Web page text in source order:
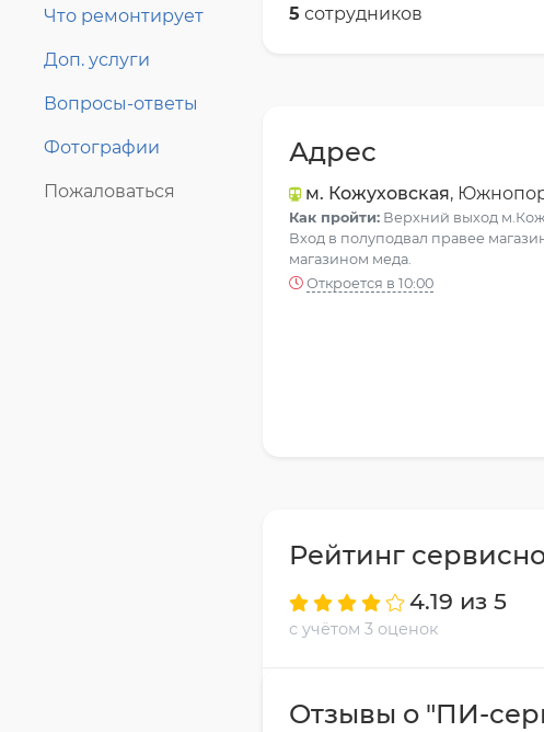
Что ремонтирует
Доп. услуги
Вопросы-ответы
Фотографии
Пожаловаться
5 сотрудников
Адрес
м. Кожуховская,
Как пройти: Верхний выход
Вход в полуподвал правее
магазином меда.
Откроется в 10:00
Рейтинг
4.19 из 5
с учётом 3 оценок
Отзывы о "ПИ-